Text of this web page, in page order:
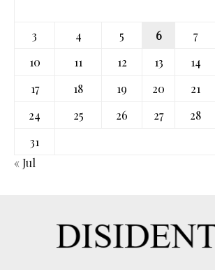
3
4 5 6 7
10
11 12 13 14
17
18 19 20 21
24
25 26 27 28
31
« Jul